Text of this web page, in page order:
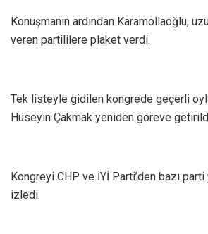
Konuşmanın ardından Karamollaoğlu,
veren partililere plaket verdi.
Tek listeyle gidilen kongrede geçerli
Hüseyin Çakmak yeniden göreve
Kongreyi CHP ve İYİ Parti’den bazı
izledi.